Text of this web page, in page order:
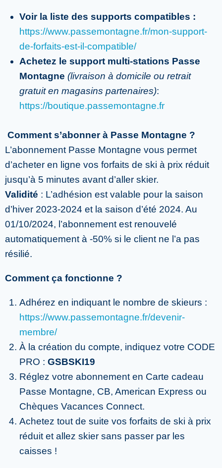
Voir la liste des supports compatibles :
https://www.passemontagne.fr/mon-support-
de-forfaits-est-il-compatible/
Achetez le support multi-stations Passe
Montagne (livraison à domicile ou retrait
gratuit en magasins partenaires):
https://boutique.passemontagne.fr
Comment s’abonner à Passe Montagne ?
L’abonnement Passe Montagne vous permet
d’acheter en ligne vos forfaits de ski à prix réduit
jusqu’à 5 minutes avant d’aller skier.
Validité : L’adhésion est valable pour la saison
d’hiver 2023-2024 et la saison d’été 2024. Au
01/10/2024, l’abonnement est renouvelé
automatiquement à -50% si le client ne l’a pas
résilié.
Comment ça fonctionne ?
Adhérez en indiquant le nombre de skieurs :
https://www.passemontagne.fr/devenir-
membre/
À la création du compte, indiquez votre CODE
PRO : GSBSKI19
Réglez votre abonnement en Carte cadeau
Passe Montagne, CB, American Express ou
Chèques Vacances Connect.
Achetez tout de suite vos forfaits de ski à prix
réduit et allez skier sans passer par les
caisses !